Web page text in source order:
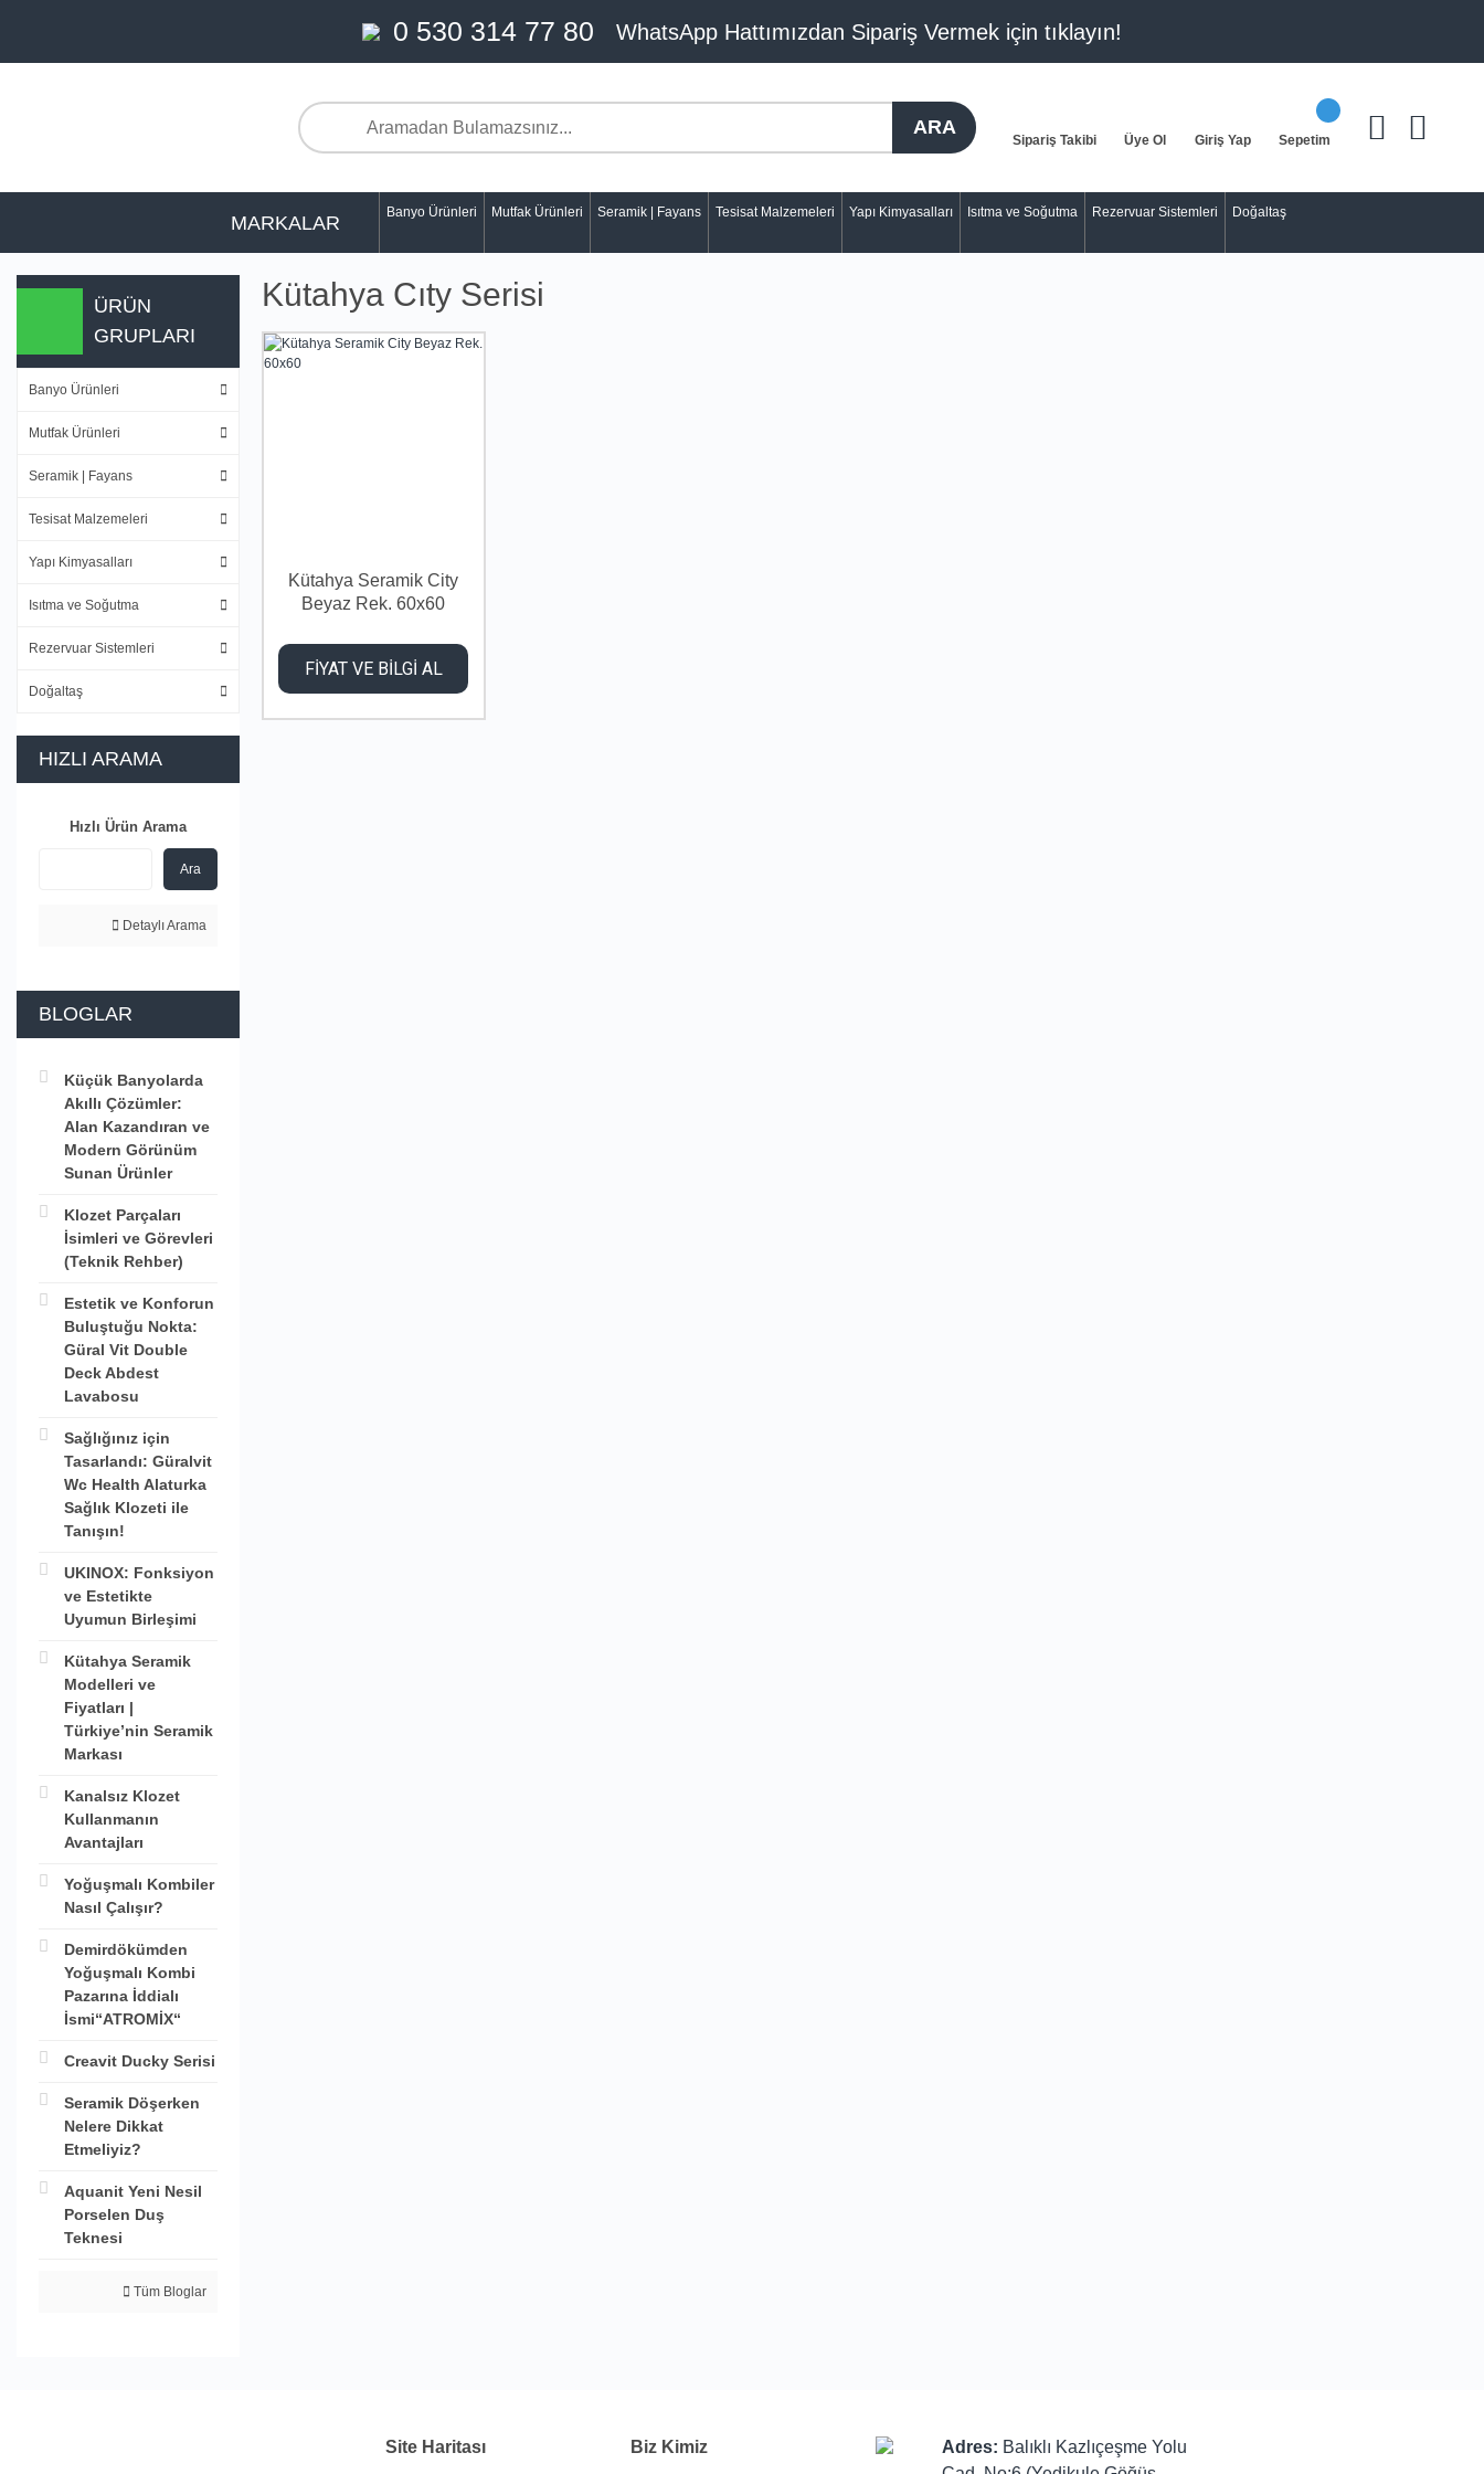
0 530 314 77 80 WhatsApp Hattımızdan Sipariş Vermek için tıklayın!
ARA
Sipariş Takibi Üye Ol Giriş Yap Sepetim
MARKALAR Banyo Ürünleri Mutfak Ürünleri Seramik | Fayans Tesisat Malzemeleri Yapı Kimyasalları Isıtma ve Soğutma Rezervuar Sistemleri Doğaltaş
ÜRÜN
GRUPLARI
Banyo Ürünleri
Mutfak Ürünleri
Seramik | Fayans
Tesisat Malzemeleri
Yapı Kimyasalları
Isıtma ve Soğutma
Rezervuar Sistemleri
Doğaltaş
HIZLI ARAMA
Hızlı Ürün Arama
Ara
Detaylı Arama
BLOGLAR
Küçük Banyolarda
Akıllı Çözümler:
Alan Kazandıran ve
Modern Görünüm
Sunan Ürünler
Klozet Parçaları
İsimleri ve Görevleri
(Teknik Rehber)
Estetik ve Konforun
Buluştuğu Nokta:
Güral Vit Double
Deck Abdest
Lavabosu
Sağlığınız için
Tasarlandı: Güralvit
Wc Health Alaturka
Sağlık Klozeti ile
Tanışın!
UKINOX: Fonksiyon
ve Estetikte
Uyumun Birleşimi
Kütahya Seramik
Modelleri ve
Fiyatları |
Türkiye’nin Seramik
Markası
Kanalsız Klozet
Kullanmanın
Avantajları
Yoğuşmalı Kombiler
Nasıl Çalışır?
Demirdökümden
Yoğuşmalı Kombi
Pazarına İddialı
İsmi“ATROMİX“
Creavit Ducky Serisi
Seramik Döşerken
Nelere Dikkat
Etmeliyiz?
Aquanit Yeni Nesil
Porselen Duş
Teknesi
Tüm Bloglar
Kütahya Cıty Serisi
Kütahya Seramik City
Beyaz Rek. 60x60
FİYAT VE BİLGİ AL
Site Haritası Biz Kimiz Adres: Balıklı Kazlıçeşme Yolu